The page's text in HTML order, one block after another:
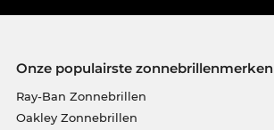
Onze populairste zonnebrillenmerken
Ray-Ban Zonnebrillen
Oakley Zonnebrillen